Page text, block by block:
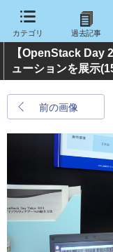
カテゴリ 過去記事
【OpenStack Day
ューションを展示
前の画像